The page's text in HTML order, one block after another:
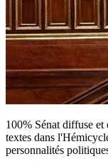
100% Sénat diffuse et
textes dans
personnalités